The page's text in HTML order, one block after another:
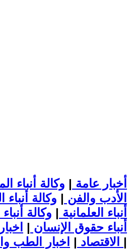
أخبار عامة | وكالة أنباء
الأدب والفن | وكالة أنباء
أنباء العلمانية | وكالة
أنباء حقوق الإنسان |
الاقتصاد | |